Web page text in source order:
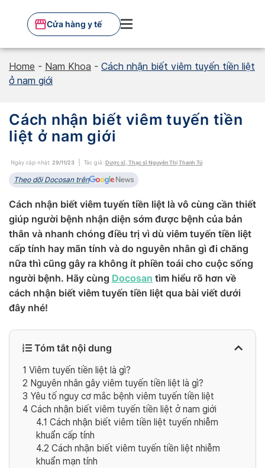
content
Cửa hàng y tế
Home - Nam Khoa - Cách nhận biết viêm tuyến tiền liệt
ở nam giới
Cách nhận biết viêm tuyến tiền
liệt ở nam giới
Ngày cập nhật: 29/11/23 Tác giả: Dược sĩ, Thạc sĩ Nguyễn Thị Thanh Tú
Theo dõi Docosan trên
Cách nhận biết viêm tuyến tiền liệt là vô cùng cần thiết
giúp người bệnh nhận diện sớm được bệnh của bản
thân và nhanh chóng điều trị vì dù viêm tuyến tiền liệt
cấp tính hay mãn tính và do nguyên nhân gì đi chăng
nữa thì cũng gây ra không ít phiền toái cho cuộc sống
người bệnh. Hãy cùng Docosan tìm hiểu rõ hơn về
cách nhận biết viêm tuyến tiền liệt qua bài viết dưới
đây nhé!
Tóm tắt nội dung
1 Viêm tuyến tiền liệt là gì?
2 Nguyên nhân gây viêm tuyến tiền liệt là gì?
3 Yêu tố nguy cơ mắc bệnh viêm tuyến tiền liệt
4 Cách nhận biết viêm tuyến tiền liệt ở nam giới
4.1 Cách nhận biết viêm tiền liệt tuyến nhiễm
khuẩn cấp tính
4.2 Cách nhận biết viêm tuyến tiền liệt nhiễm
khuẩn mạn tính